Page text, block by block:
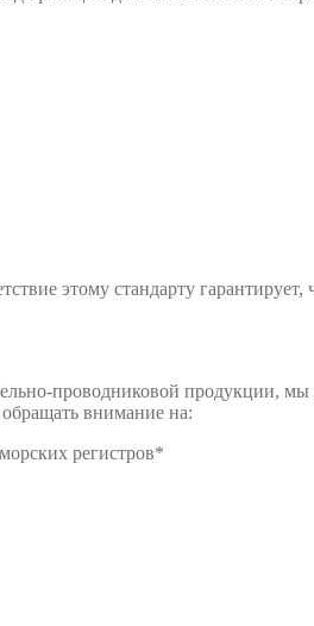
этому стандарту
проводниковой продукции, мы
внимание на:
регистров*